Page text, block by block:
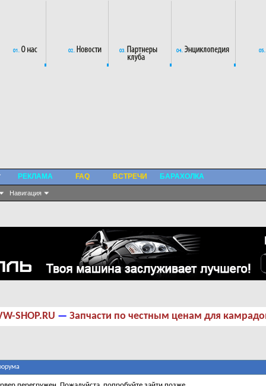
Навигация
РЕКЛАМА FAQ ВСТРЕЧИ БАРАХОЛКА
SHOP.RU — Запчасти по честным ценам для